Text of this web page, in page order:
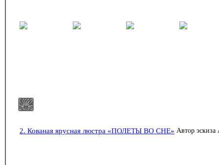
2. Кованая ярусная люстра «ПОЛЕТЫ ВО СНЕ» Автор эскиза